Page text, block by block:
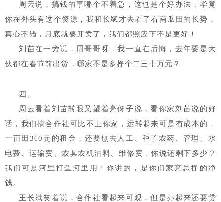
周云说，搞钱的事哪个不着急，这也是个好办法，毕竟
你在外头有这个资源，我和长斌才去看了看南瓜田的长势，
真心不错，月底就要开卖了，我们都照应下不是更好！
刘苗在一旁说，周哥哥呀，我一直在后悔，去年要是大
伙都在春节前出货，哪家不是多挣个二三十万元？
四、
周云看着刘苗转眼又望着亮伢子说，看你家刘苖说的好
话，我们搞合作社可比不上你家，运转起来可是有成本的，
一亩田300元的租金，还要刨去人工、种子农药、管理、水
电费、运输费、农具农机油料、维修费，你说还剩下多少？
我们可是河里打鱼河里用！你讲的，是你们家亮总挣的净
钱。
王长斌笑着说，合作社看起来可观，但是办起来还要贷